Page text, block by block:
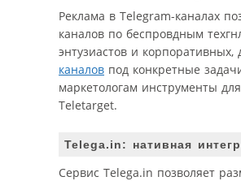
Реклама в Telegram-каналах
каналов по беспровдным
энтузиастов и
каналов под конкретные
маркетологам инструменты
Teletarget.
Telega.in: нативная
Сервис Telega.in позволяет